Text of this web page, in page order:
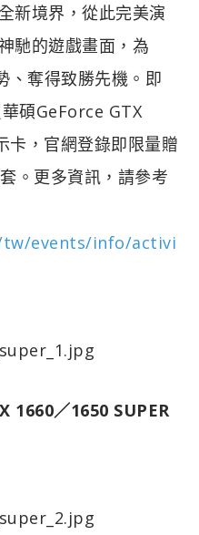
新境界，從此完美演
馳的遊戲畫面，為
、奪得致勝先機。即
碩GeForce GTX
卡，官網登錄即限量贈
。更多資訊，請參考
tw/events/info/activi
1660／1650 SUPER